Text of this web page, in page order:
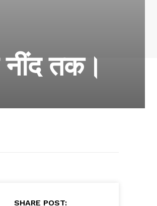
तक।
SHARE POST: